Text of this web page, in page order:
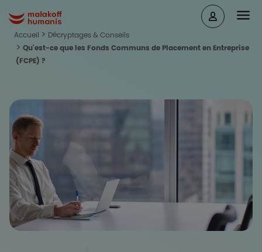
Malakoff Humanis Accueil
Accueil
Décryptages & Conseils
Qu'est-ce que les Fonds Communs de Placement en Entreprise
(FCPE) ?